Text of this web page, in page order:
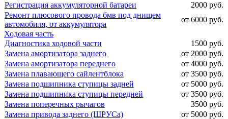
Регистрация аккумуляторной батареи
2000 руб.
Ремонт плюсового провода бмв под днищем
автомобиля, от аккумулятора
от 6000 руб.
Ходовая часть
Диагностика ходовой части
1500 руб.
Замена амортизатора заднего
от 2000 руб.
Замена амортизатора переднего
от 4000 руб.
Замена плавающего сайлентблока
от 3500 руб.
Замена подшипника ступицы задней
от 5000 руб.
Замена подшипника ступицы передней
от 3500 руб.
Замена поперечных рычагов
3500 руб.
Замена привода заднего (ШРУСа)
от 5000 руб.